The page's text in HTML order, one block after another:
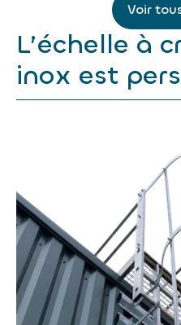
Voir
L’échelle à
inox est